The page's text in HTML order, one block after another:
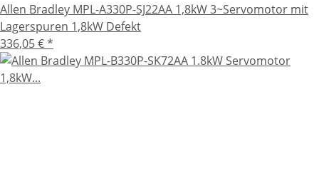
Allen Bradley MPL-A330P-SJ22AA 1,8kW 3~Servomotor mit
Lagerspuren 1,8kW Defekt
336,05 €*